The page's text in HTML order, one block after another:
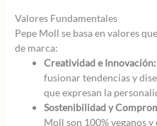
Valores Fundamentales
Pepe Moll se basa en valores
de marca:
Creatividad e Innovación:
fusionar tendencias y
que expresan la
Sostenibilidad y
Moll son 100% veganos